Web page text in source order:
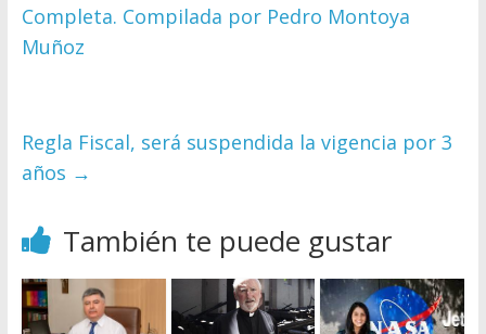
Completa. Compilada por Pedro Montoya
Muñoz
Regla Fiscal, será suspendida la vigencia por 3
años →
También te puede gustar